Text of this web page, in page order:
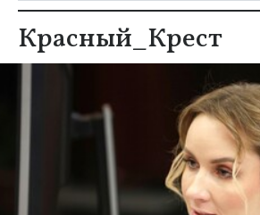
Красный_Крест